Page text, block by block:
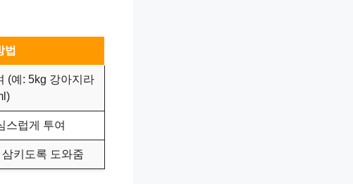
법
(예: 5kg 강아지라
스럽게 투여
키도록 도와줌